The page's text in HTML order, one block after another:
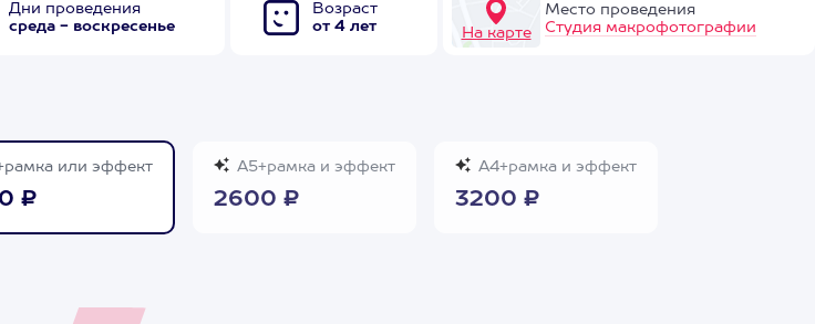
Дни проведения
среда - воскресенье
Возраст
от 4 лет
На карте
Место проведения
Студия макрофотографии
или эффект
₽
А5+рамка и эффект
2600 ₽
А4+рамка и эффект
3200 ₽